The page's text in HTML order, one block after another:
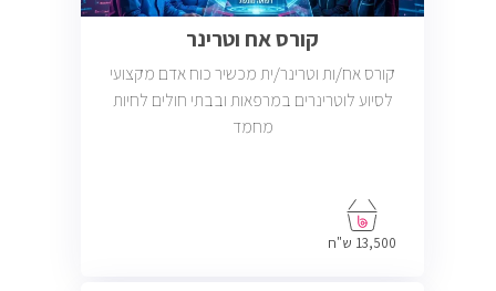
קורס אח וטרינר
קורס אח/ות וטרינר/ית מכשיר כוח אדם מקצועי
לסיוע לוטרינרים במרפאות ובבתי חולים לחיות
מחמד
13,500 ש"ח